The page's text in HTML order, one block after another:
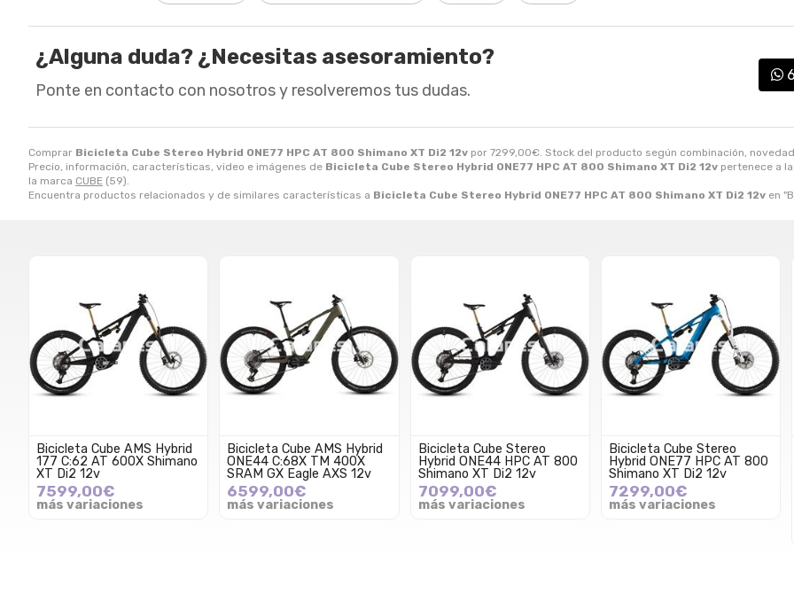
Comprar Bicicleta Cube Stereo Hybrid ONE77 HPC AT 800 Shimano XT Di2 12v por 7299,00€. Stock del producto según combinación,
Precio, información, características, video e imágenes de Bicicleta Cube Stereo Hybrid ONE77 HPC AT 800 Shimano XT Di2 12v pertenece a
la marca CUBE (59).
Encuentra productos relacionados y de similares características a Bicicleta Cube Stereo Hybrid ONE77 HPC AT 800 Shimano XT Di2 12v en
¿Alguna duda? ¿Necesitas asesoramiento?
Ponte en contacto con nosotros y resolveremos tus dudas.
Bicicleta Cube AMS Hybrid
177 C:62 AT 600X Shimano
XT Di2 12v
7599,00€
más variaciones
Bicicleta Cube AMS Hybrid
ONE44 C:68X TM 400X
SRAM GX Eagle AXS 12v
6599,00€
más variaciones
Bicicleta Cube Stereo
Hybrid ONE44 HPC AT 800
Shimano XT Di2 12v
7099,00€
más variaciones
Bicicleta Cube Stereo
Hybrid ONE77 HPC AT 800
Shimano XT Di2 12v
7299,00€
más variaciones